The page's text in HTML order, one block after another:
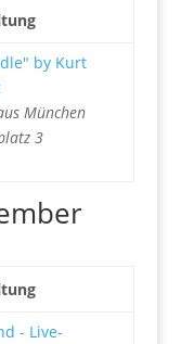
by Kurt
München
3
- Live-